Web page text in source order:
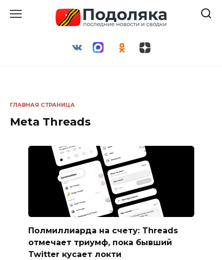
ГЛАВНАЯ СТРАНИЦА
Meta Threads
Полмиллиарда на счету: Threads
отмечает триумф, пока бывший
Twitter кусает локти